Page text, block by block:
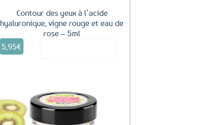
Contour des yeux à l’acide
hyaluronique, vigne rouge et eau de
rose – 5ml
5,95€